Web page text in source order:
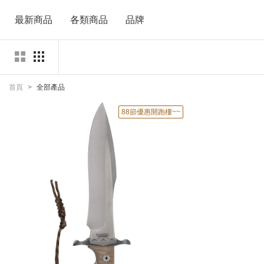
最新商品 各類商品 品牌
首頁 全部產品
88節優惠開跑樓~~